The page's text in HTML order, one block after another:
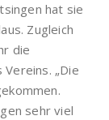
hat sie
Zugleich
die
„Die
sehr viel